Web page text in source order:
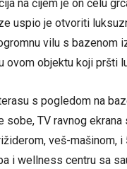
na čijem je on čelu
uspio je otvoriti
vilu s bazenom
ovom objektu koji pršti
s pogledom na
sobe, TV ravnog
veš-mašinom,
i wellness centru sa